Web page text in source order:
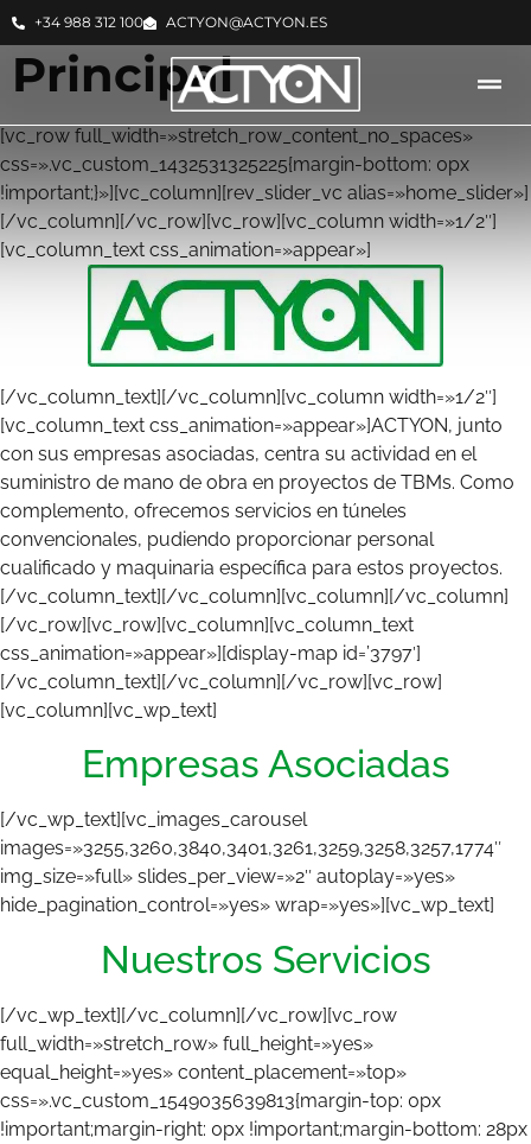
+34 988 312 100 ACTYON@ACTYON.ES
Principal
[vc_row full_width=»stretch_row_content_no_spaces»
css=».vc_custom_1432531325225{margin-bottom: 0px
!important;}»][vc_column][rev_slider_vc alias=»home_slider»]
[/vc_column][/vc_row][vc_row][vc_column width=»1/2″]
[vc_column_text css_animation=»appear»]
[/vc_column_text][/vc_column][vc_column width=»1/2″]
[vc_column_text css_animation=»appear»]ACTYON, junto
con sus empresas asociadas, centra su actividad en el
suministro de mano de obra en proyectos de TBMs. Como
complemento, ofrecemos servicios en túneles
convencionales, pudiendo proporcionar personal
cualificado y maquinaria específica para estos proyectos.
[/vc_column_text][/vc_column][vc_column][/vc_column]
[/vc_row][vc_row][vc_column][vc_column_text
css_animation=»appear»][display-map id=’3797′]
[/vc_column_text][/vc_column][/vc_row][vc_row]
[vc_column][vc_wp_text]
Empresas Asociadas
[/vc_wp_text][vc_images_carousel
images=»3255,3260,3840,3401,3261,3259,3258,3257,1774″
img_size=»full» slides_per_view=»2″ autoplay=»yes»
hide_pagination_control=»yes» wrap=»yes»][vc_wp_text]
Nuestros Servicios
[/vc_wp_text][/vc_column][/vc_row][vc_row
full_width=»stretch_row» full_height=»yes»
equal_height=»yes» content_placement=»top»
css=».vc_custom_1549035639813{margin-top: 0px
!important;margin-right: 0px !important;margin-bottom: 28px